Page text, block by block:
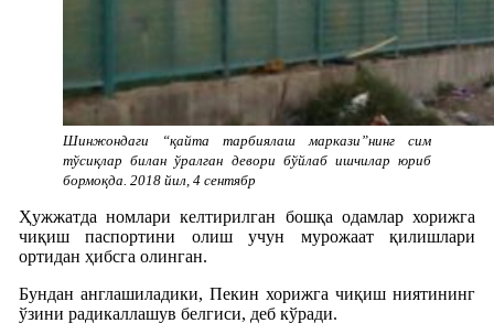
Шинжондаги “қайта тарбиялаш маркази”нинг сим
тўсиқлар билан ўралган девори бўйлаб ишчилар юриб
бормоқда. 2018 йил, 4 сентябр
Ҳужжатда номлари келтирилган бошқа одамлар хорижга
чиқиш паспортини олиш учун мурожаат қилишлари
ортидан ҳибсга олинган.
Бундан англашиладики, Пекин хорижга чиқиш ниятининг
ўзини радикаллашув белгиси, деб кўради.